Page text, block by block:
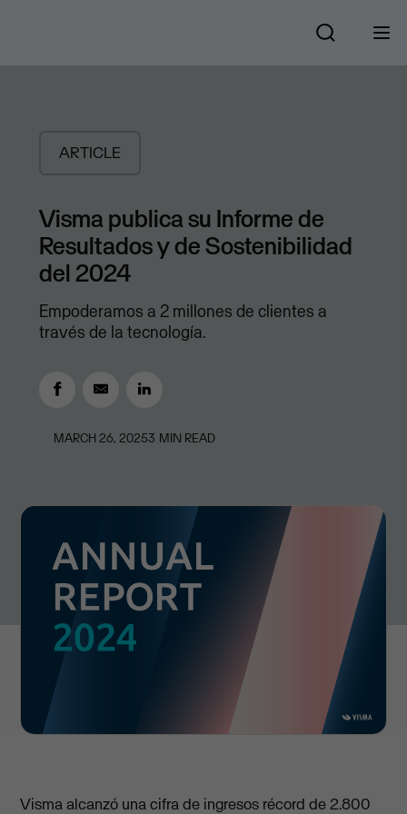
ARTICLE
Visma publica su Informe de
Resultados y de Sostenibilidad
del 2024
Empoderamos a 2 millones de clientes a
través de la tecnología.
MARCH 26, 20253 MIN READ
Visma alcanzó una cifra de ingresos récord de 2.800